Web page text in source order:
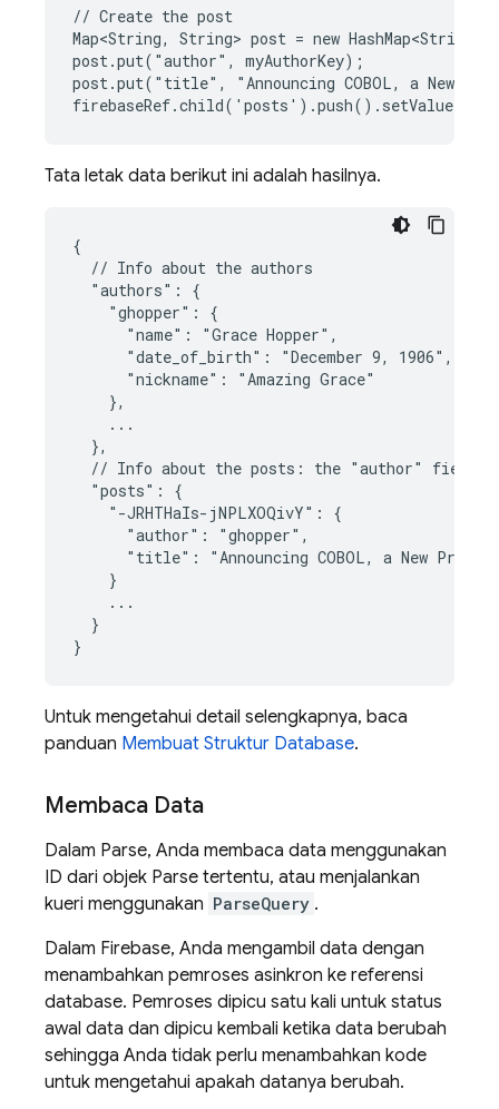
// Create the post
Map<String, String> post = new
post.put("author", myAuthorKey);
post.put("title", "Announcing COBOL, a New
Tata letak data berikut ini adalah hasilnya.
{
  // Info about the authors
  "authors": {
    "ghopper": {
      "name": "Grace Hopper",
      "date_of_birth": "December 9, 1906",
      "nickname": "Amazing Grace"
    },
    ...
  },
// Info about the posts: the "author" fields
  "posts": {
    "-JRHTHaIs-jNPLXOQivY": {
      "author": "ghopper",
"title": "Announcing COBOL, a New
    }
    ...
  }
}
Untuk mengetahui detail selengkapnya, baca
panduan Membuat Struktur Database.
Membaca Data
Dalam Parse, Anda membaca data menggunakan
ID dari objek Parse tertentu, atau menjalankan
kueri menggunakan ParseQuery .
Dalam Firebase, Anda mengambil data dengan
menambahkan pemroses asinkron ke referensi
database. Pemroses dipicu satu kali untuk status
awal data dan dipicu kembali ketika data berubah
sehingga Anda tidak perlu menambahkan kode
untuk mengetahui apakah datanya berubah.